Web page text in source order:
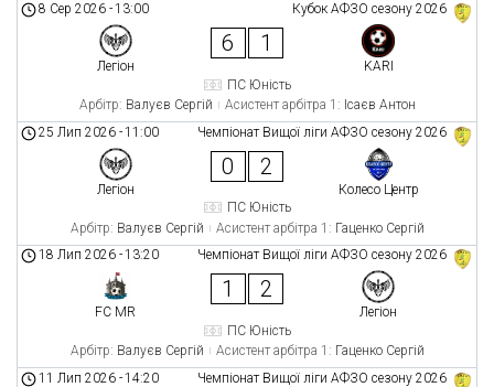
Кубок АФЗО сезону 2026
8 Сер 2026 -13:00
Легіон
6 1
KARI
ПС Юність
Арбітр: Валуєв Сергій Асистент арбітра 1: Ісаєв Антон
Чемпіонат Вищої ліги АФЗО сезону 2026
25 Лип 2026 -11:00
Легіон
0 2
Колесо Центр
ПС Юність
Арбітр: Валуєв Сергій Асистент арбітра 1: Гаценко Сергій
Чемпіонат Вищої ліги АФЗО сезону 2026
18 Лип 2026 -13:20
FC MR
1 2
Легіон
ПС Юність
Арбітр: Валуєв Сергій Асистент арбітра 1: Гаценко Сергій
Чемпіонат Вищої ліги АФЗО сезону 2026
11 Лип 2026 -14:20